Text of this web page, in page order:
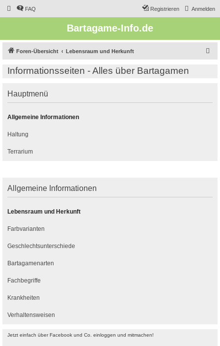
FAQ Anmelden
Registrieren
Bartagame-Info.de
Foren-Übersicht Lebensraum und Herkunft
Informationsseiten - Alles über Bartagamen
Hauptmenü
Allgemeine Informationen
Haltung
Terrarium
Jetzt einfach über Facebook und Co. einloggen und mitmachen!
Allgemeine Informationen
Lebensraum und Herkunft
Farbvarianten
Geschlechtsunterschiede
Bartagamenarten
Fachbegriffe
Krankheiten
Verhaltensweisen